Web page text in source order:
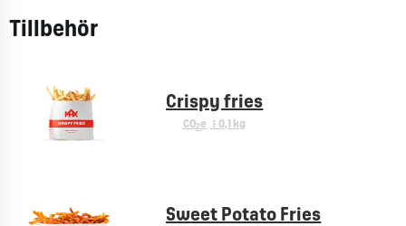
Tillbehör
Crispy fries
CO2e < 0,1 kg
Sweet Potato Fries